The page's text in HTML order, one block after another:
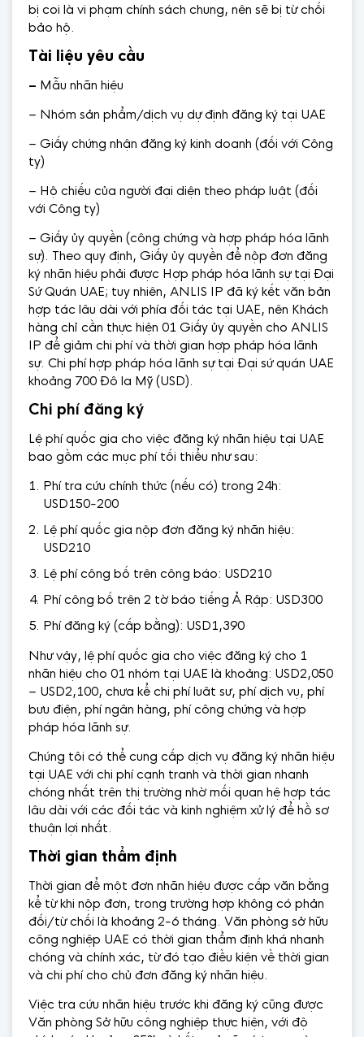
bị coi là vi phạm chính sách chung, nên sẽ bị từ chối
bảo hộ.
Tài liệu yêu cầu
– Mẫu nhãn hiệu
– Nhóm sản phẩm/dịch vụ dự định đăng ký tại UAE
– Giấy chứng nhận đăng ký kinh doanh (đối với Công
ty)
– Hộ chiếu của người đại diện theo pháp luật (đối
với Công ty)
– Giấy ủy quyền (công chứng và hợp pháp hóa lãnh
sự). Theo quy định, Giấy ủy quyền để nộp đơn đăng
ký nhãn hiệu phải được Hợp pháp hóa lãnh sự tại Đại
Sứ Quán UAE; tuy nhiên, ANLIS IP đã ký kết văn bản
hợp tác lâu dài với phía đối tác tại UAE, nên Khách
hàng chỉ cần thực hiện 01 Giấy ủy quyền cho ANLIS
IP để giảm chi phí và thời gian hợp pháp hóa lãnh
sự. Chi phí hợp pháp hóa lãnh sự tại Đại sứ quán UAE
khoảng 700 Đô la Mỹ (USD).
Chi phí đăng ký
Lệ phí quốc gia cho việc đăng ký nhãn hiệu tại UAE
bao gồm các mục phí tối thiểu như sau:
Phí tra cứu chính thức (nếu có) trong 24h:
USD150-200
Lệ phí quốc gia nộp đơn đăng ký nhãn hiệu:
USD210
Lệ phí công bố trên công báo: USD210
Phí công bố trên 2 tờ báo tiếng Ả Rập: USD300
Phí đăng ký (cấp bằng): USD1,390
Như vậy, lệ phí quốc gia cho việc đăng ký cho 1
nhãn hiệu cho 01 nhóm tại UAE là khoảng: USD2,050
– USD2,100, chưa kể chi phí luât sư, phí dịch vụ, phí
bưu điện, phí ngân hàng, phí công chứng và hợp
pháp hóa lãnh sự.
Chúng tôi có thể cung cấp dịch vụ đăng ký nhãn hiệu
tại UAE với chi phí cạnh tranh và thời gian nhanh
chóng nhất trên thị trường nhờ mối quan hệ hợp tác
lâu dài với các đối tác và kinh nghiệm xử lý để hồ sơ
thuận lợi nhất.
Thời gian thẩm định
Thời gian để một đơn nhãn hiệu được cấp văn bằng
kể từ khi nộp đơn, trong trường hợp không có phản
đối/từ chối là khoảng 2-6 tháng. Văn phòng sở hữu
công nghiệp UAE có thời gian thẩm định khá nhanh
chóng và chính xác, từ đó tạo điều kiện về thời gian
và chi phí cho chủ đơn đăng ký nhãn hiệu.
Việc tra cứu nhãn hiệu trước khi đăng ký cũng được
Văn phòng Sở hữu công nghiệp thực hiện, với độ